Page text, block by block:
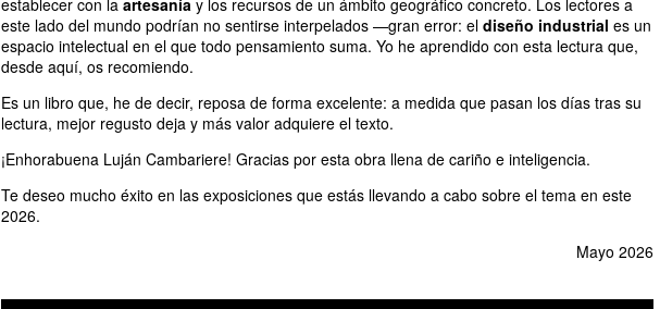
establecer con la artesanía y los recursos de un ámbito geográfico concreto. Los lectores a
este lado del mundo podrían no sentirse interpelados —gran error: el diseño industrial es un
espacio intelectual en el que todo pensamiento suma. Yo he aprendido con esta lectura que,
desde aquí, os recomiendo.
Es un libro que, he de decir, reposa de forma excelente: a medida que pasan los días tras su
lectura, mejor regusto deja y más valor adquiere el texto.
¡Enhorabuena Luján Cambariere! Gracias por esta obra llena de cariño e inteligencia.​​​​​​​​​​​​​​​​
Te deseo mucho éxito en las exposiciones que estás llevando a cabo sobre el tema en este
2026.
Mayo 2026